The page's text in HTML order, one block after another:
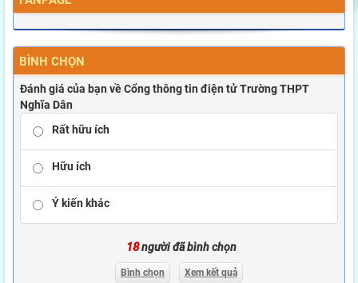
BÌNH CHỌN
Đánh giá của bạn về Cổng thông tin điện tử Trường THPT
Nghĩa Dân
Rất hữu ích
Hữu ích
Ý kiến khác
18người đã bình chọn
Bình chọn Xem kết quả